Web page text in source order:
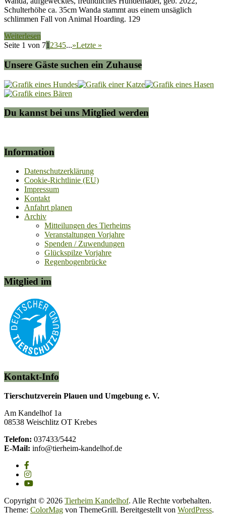
Schulterhöhe ca. 35cm Wanda stammt aus einem unsäglich
schlimmen Fall von Animal Hoarding. 129
Weiterlesen
Seite 1 von 71 2345...»Letzte »
Unsere Gäste suchen ein Zuhause
Du kannst bei uns Mitglied werden
Information
Datenschutzerklärung
Cookie-Richtlinie (EU)
Impressum
Kontakt
Anfahrt planen
Archiv
Mitteilungen des Tierheims
Veranstaltungen Vorjahre
Spenden / Zuwendungen
Glückspilze Vorjahre
Regenbogenbrücke
Mitglied im
Kontakt-Info
Tierschutzverein Plauen und Umgebung e. V.
Am Kandelhof 1a
08538 Weischlitz OT Krebes
Telefon: 037433/5442
E-Mail: info@tierheim-kandelhof.de
Copyright © 2026 Tierheim Kandelhof. Alle Rechte vorbehalten.
Theme: ColorMag von ThemeGrill. Bereitgestellt von WordPress.